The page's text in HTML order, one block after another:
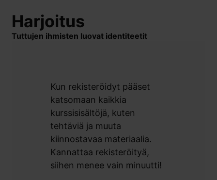
Harjoitus
Tuttujen ihmisten luovat identiteetit
Kun rekisteröidyt pääset
katsomaan kaikkia
kurssisisältöjä, kuten
tehtäviä ja muuta
kiinnostavaa materiaalia.
Kannattaa rekisteröityä,
siihen menee vain minuutti!